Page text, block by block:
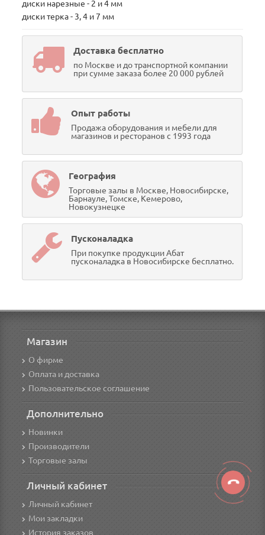
диски нарезные - 2 и 4 мм
диски терка - 3, 4 и 7 мм
Доставка бесплатно
по Москве и до транспортной компании
при сумме заказа более 20 000 рублей
Опыт работы
Продажа оборудования и мебели для
магазинов и ресторанов с 1993 года
География
Торговые залы в Москве, Новосибирске,
Барнауле, Томске, Кемерово,
Новокузнецке
Пусконаладка
При покупке продукции Абат
пусконаладка в Новосибирске бесплатно.
Магазин
О фирме
Оплата и доставка
Пользовательское соглашение
Дополнительно
Новинки
Производители
Торговые залы
Личный кабинет
Личный кабинет
Мои закладки
История заказов